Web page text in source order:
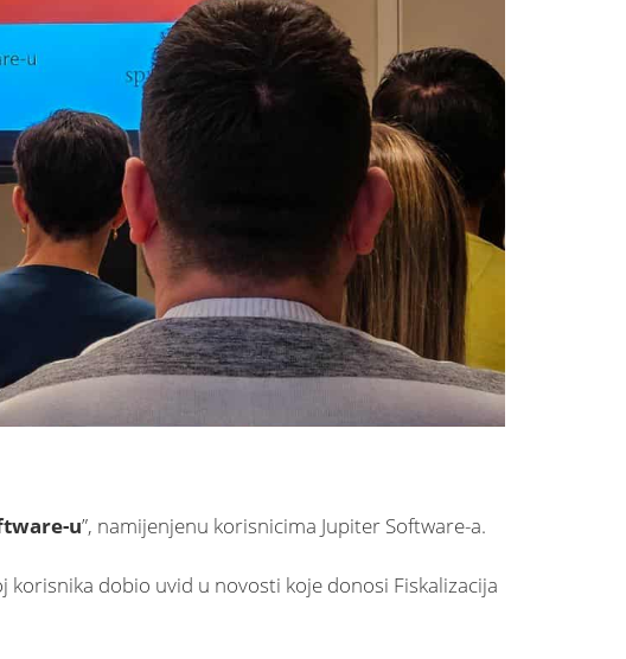
u”, namijenjenu korisnicima Jupiter Software-a.
dobio uvid u novosti koje donosi Fiskalizacija